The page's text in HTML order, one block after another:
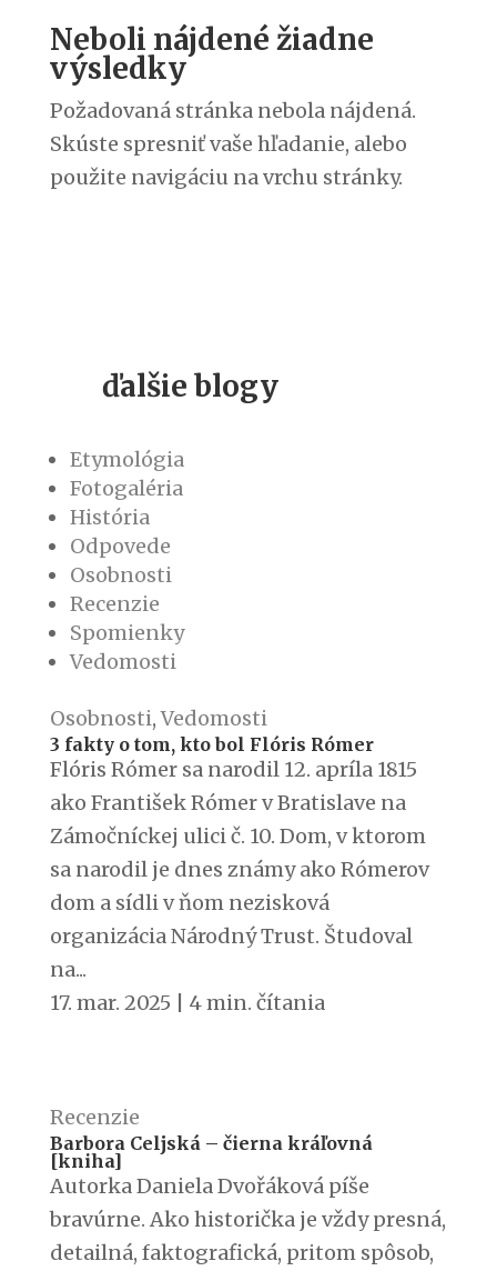
Neboli nájdené žiadne
výsledky
Požadovaná stránka nebola nájdená.
Skúste spresniť vaše hľadanie, alebo
použite navigáciu na vrchu stránky.
ďalšie blogy
Etymológia
Fotogaléria
História
Odpovede
Osobnosti
Recenzie
Spomienky
Vedomosti
Osobnosti,Vedomosti
3 fakty o tom, kto bol Flóris Rómer
Flóris Rómer sa narodil 12. apríla 1815
ako František Rómer v Bratislave na
Zámočníckej ulici č. 10. Dom, v ktorom
sa narodil je dnes známy ako Rómerov
dom a sídli v ňom nezisková
organizácia Národný Trust. Študoval
na...
17. mar. 2025
4 min. čítania
Recenzie
Barbora Celjská – čierna kráľovná
[kniha]
Autorka Daniela Dvořáková píše
bravúrne. Ako historička je vždy presná,
detailná, faktografická, pritom spôsob,